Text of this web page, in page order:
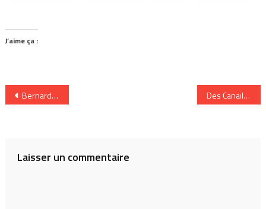
J’aime ça :
Navigation
Bernard Adamus dans les brumes des Francofolies Des Canailles au tabasco svp
Laisser un commentaire